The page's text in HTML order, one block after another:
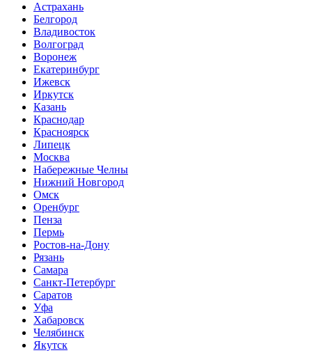
Астрахань
Белгород
Владивосток
Волгоград
Воронеж
Екатеринбург
Ижевск
Иркутск
Казань
Краснодар
Красноярск
Липецк
Москва
Набережные Челны
Нижний Новгород
Омск
Оренбург
Пенза
Пермь
Ростов-на-Дону
Рязань
Самара
Санкт-Петербург
Саратов
Уфа
Хабаровск
Челябинск
Якутск